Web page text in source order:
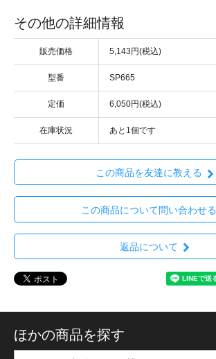
その他の詳細情報
販売価格 5,143円(税込)
型番 SP665
定価 6,050円(税込)
在庫状況 あと1個です
この商品を友達に教える
この商品について問い合わせる
返品について
ほかの商品を探す